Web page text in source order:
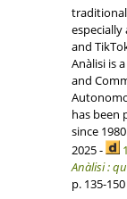
and
Anàlisi is
and
has been
since
2025 -
Anàlisi :
p. 135-